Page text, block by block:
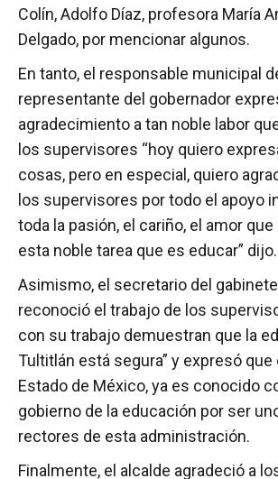
Colín, Adolfo Díaz, profesora María
Delgado, por mencionar algunos.
En tanto, el responsable municipal
representante del gobernador
agradecimiento a tan noble labor
los supervisores “hoy quiero
cosas, pero en especial, quiero
los supervisores por todo el apoyo
toda la pasión, el cariño, el amor
esta noble tarea que es educar” dijo.
Asimismo, el secretario del
reconoció el trabajo de los
con su trabajo demuestran que la
Tultitlán está segura” y expresó que
Estado de México, ya es conocido
gobierno de la educación por ser
rectores de esta administración.
Finalmente, el alcalde agradeció a